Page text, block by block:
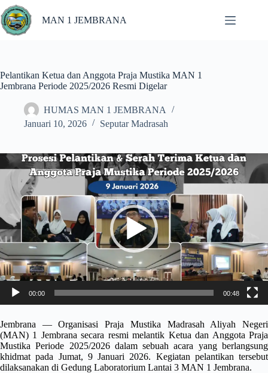
MAN 1 JEMBRANA
Pelantikan Ketua dan Anggota Praja Mustika MAN 1
Jembrana Periode 2025/2026 Resmi Digelar
HUMAS MAN 1 JEMBRANA
Januari 10, 2026
Seputar Madrasah
Pemutar
Video
00:00 00:48
Jembrana — Organisasi Praja Mustika Madrasah Aliyah Negeri
(MAN) 1 Jembrana secara resmi melantik Ketua dan Anggota Praja
Mustika Periode 2025/2026 dalam sebuah acara yang berlangsung
khidmat pada Jumat, 9 Januari 2026. Kegiatan pelantikan tersebut
dilaksanakan di Gedung Laboratorium Lantai 3 MAN 1 Jembrana.